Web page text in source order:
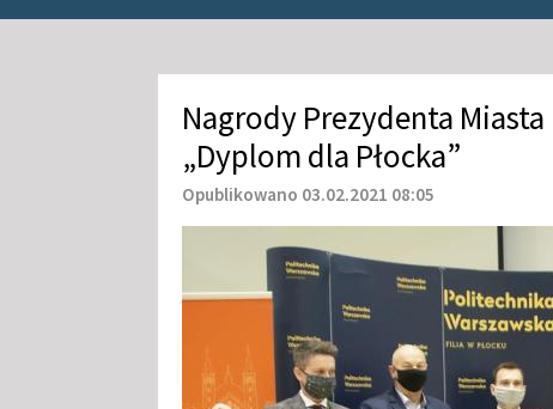
Nagrody Prezydenta
„Dyplom dla Płocka”
Opublikowano 03.02.2021 08:05